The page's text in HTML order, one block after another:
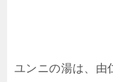
ユンニの湯は、由